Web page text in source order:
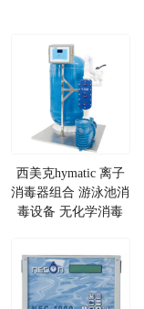
西美克hymatic 离子
消毒器组合 游泳池消
毒设备 无化学消毒